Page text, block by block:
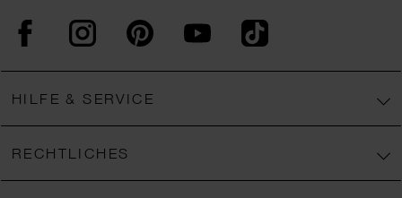
FacebookInstagram PinterestYouTubeTikTok
HILFE & SERVICE
RECHTLICHES